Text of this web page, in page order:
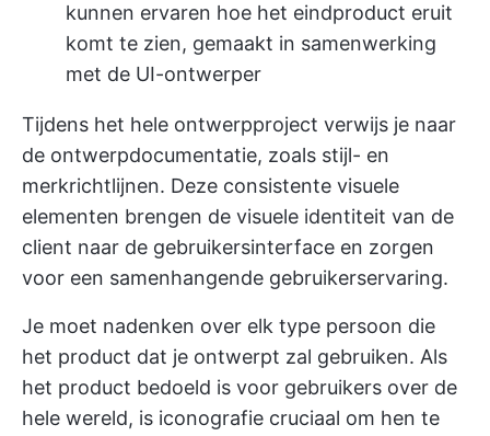
kunnen ervaren hoe het eindproduct eruit
komt te zien, gemaakt in samenwerking
met de UI-ontwerper
Tijdens het hele ontwerpproject verwijs je naar
de ontwerpdocumentatie, zoals stijl- en
merkrichtlijnen. Deze consistente visuele
elementen brengen de visuele identiteit van de
client naar de gebruikersinterface en zorgen
voor een samenhangende gebruikerservaring.
Je moet nadenken over elk type persoon die
het product dat je ontwerpt zal gebruiken. Als
het product bedoeld is voor gebruikers over de
hele wereld, is iconografie cruciaal om hen te